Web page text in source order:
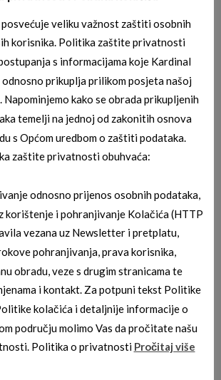
posvećuje veliku važnost zaštiti osobnih
korisnika. Politika zaštite privatnosti
s informacijama koje Kardinal
odnosno prikuplja prilikom posjeta našoj
kako se obrada prikupljenih
temelji na jednoj od zakonitih osnova
s Općom uredbom o zaštiti podataka.
zaštite privatnosti obuhvaća:
odnosno prijenos osobnih podataka,
korištenje i pohranjivanje Kolačića (HTTP
vezana uz Newsletter i pretplatu,
pohranjivanja, prava korisnika,
obradu, veze s drugim stranicama te
i kontakt. Za potpuni tekst Politike
kolačića i detaljnije informacije o
području molimo Vas da pročitate našu
Politika o privatnosti Pročitaj više